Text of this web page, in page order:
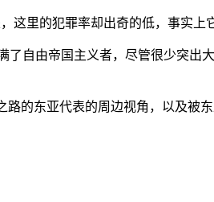
里的犯罪率却出奇的低，事实上
自由帝国主义者，尽管很少突出
的东亚代表的周边视角，以及被